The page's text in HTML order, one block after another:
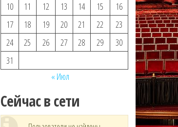
10
11 12 13 14 15
16
17
18 19 20 21 22
23
24
25 26 27 28 29
30
31
« Июл
Сейчас в сети